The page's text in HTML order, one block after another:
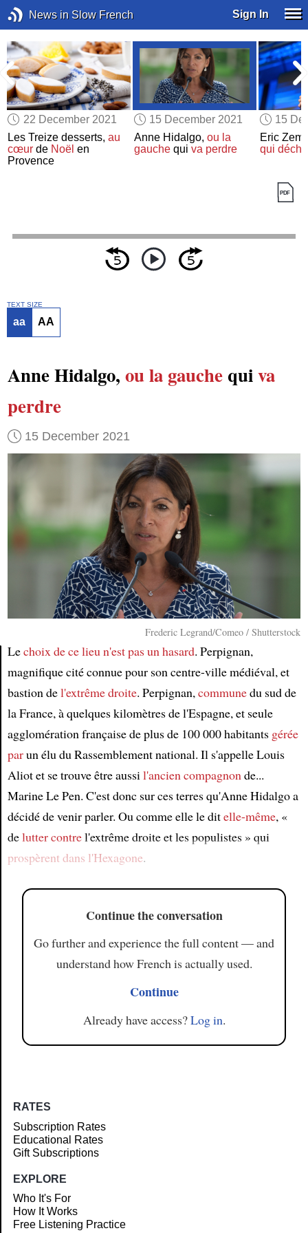
News in Slow French Sign In
22 December 2021
Les Treize desserts,au
cœur de Noël en
Provence
15 December 2021
Anne Hidalgo, ou la
gauchequi va perdre
15
Eric
qui
TEXT SIZE
aa AA
Anne Hidalgo, ou la gauchequiva
perdre
15 December 2021
Frederic Legrand/Comeo / Shutterstock
Lechoix de ce lieun'est pas un hasard. Perpignan,
magnifique cité connue pour son centre-ville médiéval, et
bastion del'extrême droite. Perpignan,communedu sud de
la France, à quelques kilomètres de l'Espagne, et seule
agglomération française de plus de 100 000 habitants gérée
parun élu du Rassemblement national. Il s'appelle Louis
Aliot et se trouve être aussil'ancien compagnonde...
Marine Le Pen. C'est donc sur ces terres qu'Anne Hidalgo a
décidé de venir parler. Ou comme elle le ditelle-même, «
delutter contrel'extrême droite et les populistes » qui
prospèrent dans l'Hexagone.
Continue the conversation
Go further and experience the full content — and
understand how French is actually used.
Continue
Already have access?Log in.
RATES
Subscription Rates
Educational Rates
Gift Subscriptions
EXPLORE
Who It's For
How It Works
Free Listening Practice